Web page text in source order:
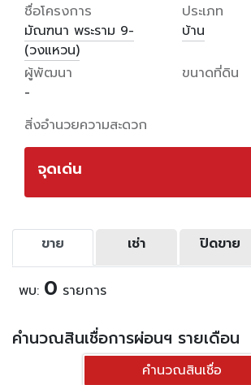
ชื่อโครงการ
มัณฑนา พระราม 9-
(วงแหวน)
ประเภท
บ้าน
ผู้พัฒนา
-
ขนาดที่ดิน
สิ่งอำนวยความสะดวก
จุดเด่น
ขาย เช่า ปิดขาย
พบ: 0 รายการ
คำนวณสินเชื่อการผ่อนฯ รายเดือน
คำนวณสินเชื่อ